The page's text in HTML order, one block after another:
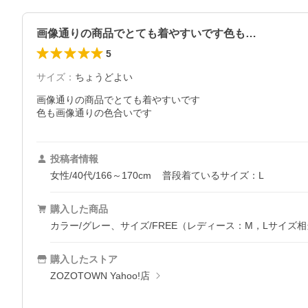
画像通りの商品でとても着やすいです色も…
5
サイズ ： ちょうどよい
画像通りの商品でとても着やすいです
色も画像通りの色合いです
投稿者情報
女性/40代/166～170cm
普段着ているサイズ：L
購入した商品
カラー/グレー、サイズ/FREE（レディース：M，Lサイズ
購入したストア
ZOZOTOWN Yahoo!店